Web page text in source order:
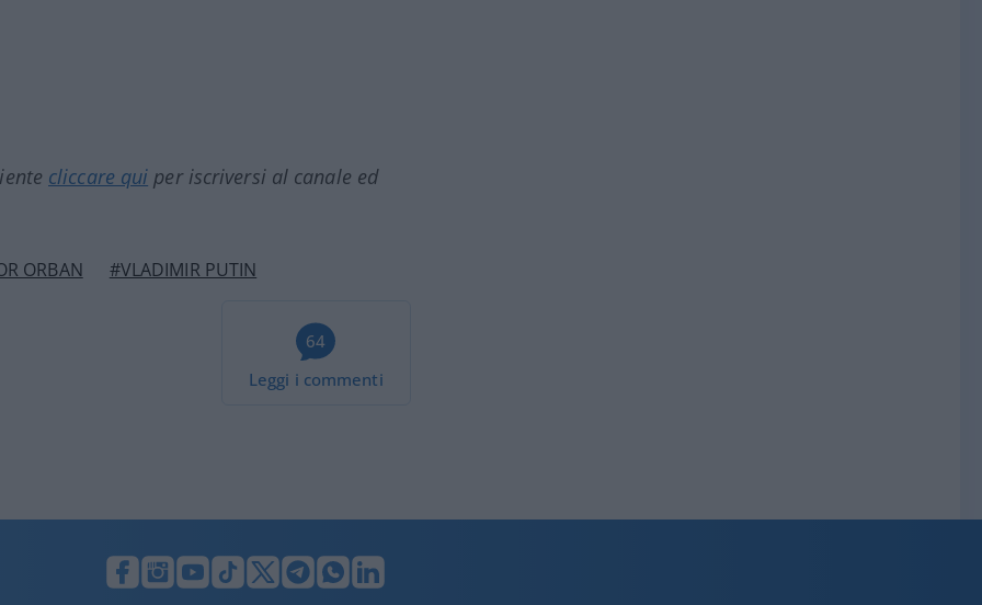
cliccare qui per iscriversi al canale ed
ORBAN #VLADIMIR PUTIN
64
Leggi i commenti